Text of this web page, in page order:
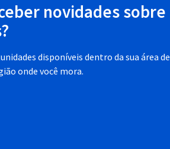
novidades sobre
disponíveis dentro da sua área de
onde você mora.